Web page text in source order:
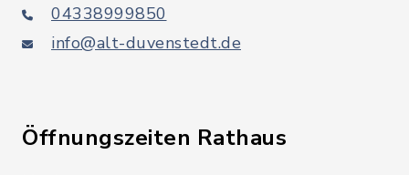
04338999850
info@alt-duvenstedt.de
Öffnungszeiten Rathaus